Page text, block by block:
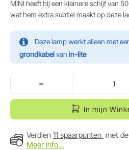
MINI heeft hij een kleinere schijf van
Deze lamp werkt alleen met
grondkabelvan in-lite
-
In mijn
Verdien 11 spaarpunten met
Meer info...